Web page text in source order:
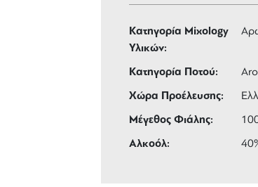
Κατηγορία Mixology
Υλικών:
Κατηγορία Ποτού:
Χώρα Προέλευσης:
Μέγεθος Φιάλης:
Αλκοόλ: